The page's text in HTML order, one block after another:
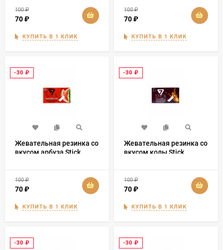
100₽
70₽
КУПИТЬ В 1 КЛИК
100₽
70₽
КУПИТЬ В 1 КЛИК
-30 ₽
Жевательная резинка со
вкусом арбуза Stick
100₽
70₽
КУПИТЬ В 1 КЛИК
-30 ₽
Жевательная резинка со
вкусом колы Stick
100₽
70₽
КУПИТЬ В 1 КЛИК
-30 ₽ -30 ₽